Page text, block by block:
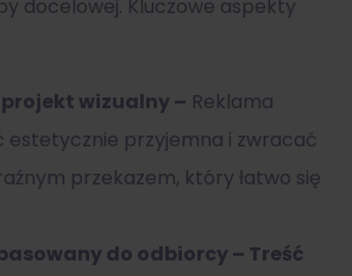
docelowej. Kluczowe aspekty
wizualny – Reklama
estetycznie przyjemna i zwracać
przekazem, który łatwo się
do odbiorcy – Treść